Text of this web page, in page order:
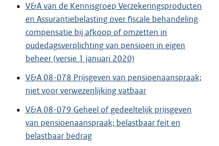
V&A van de Kennisgroep Verzekeringsproducten
en Assurantiebelasting over fiscale behandeling
compensatie bij afkoop of omzetten in
oudedagsverplichting van pensioen in eigen
beheer (versie 1 januari 2020)
V&A 08-078 Prijsgeven van pensioenaanspraak;
niet voor verwezenlijking vatbaar
V&A 08-079 Geheel of gedeeltelijk prijsgeven
van pensioenaanspraak; belastbaar feit en
belastbaar bedrag